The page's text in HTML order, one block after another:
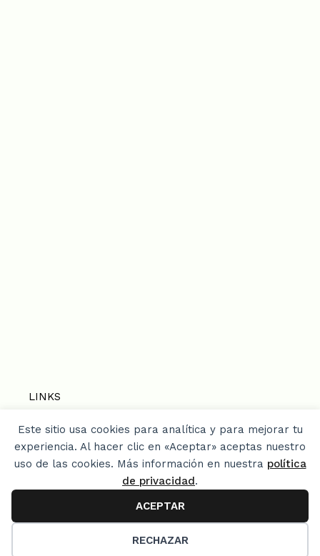
Este sitio usa cookies para analítica y para mejorar tu
experiencia. Al hacer clic en «Aceptar» aceptas nuestro
uso de las cookies. Más información en nuestra política
de privacidad.
ACEPTAR
RECHAZAR
LINKS
Home
Privacy Policy
Mis libros